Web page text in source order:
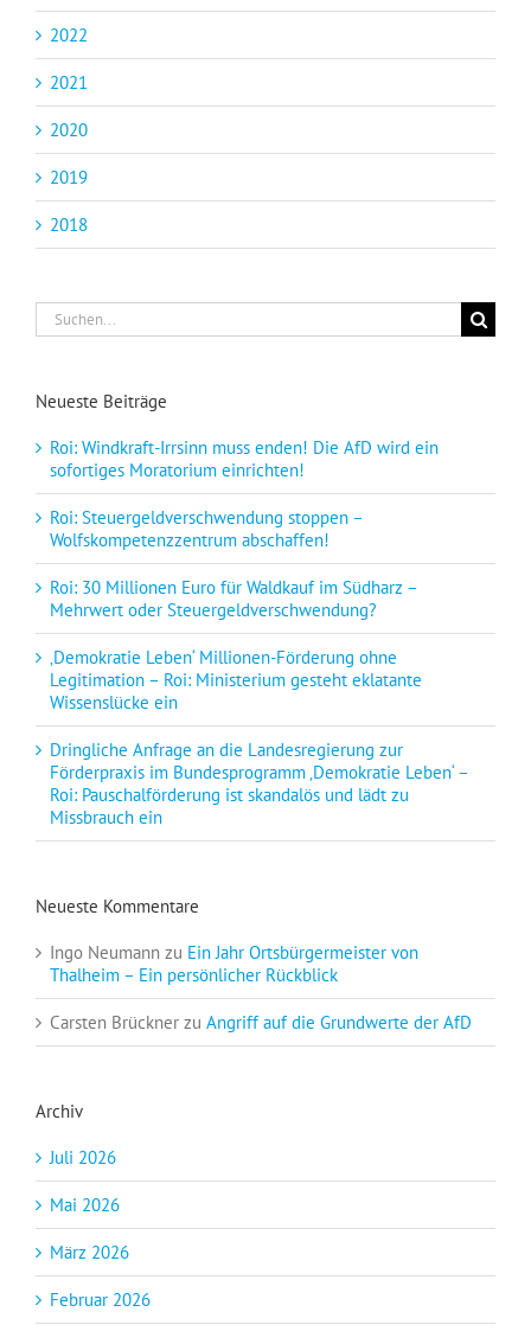
2022
2021
2020
2019
2018
Suche
nach:
Neueste Beiträge
Roi: Windkraft-Irrsinn muss enden! Die AfD wird ein
sofortiges Moratorium einrichten!
Roi: Steuergeldverschwendung stoppen –
Wolfskompetenzzentrum abschaffen!
Roi: 30 Millionen Euro für Waldkauf im Südharz –
Mehrwert oder Steuergeldverschwendung?
‚Demokratie Leben‘ Millionen-Förderung ohne
Legitimation – Roi: Ministerium gesteht eklatante
Wissenslücke ein
Dringliche Anfrage an die Landesregierung zur
Förderpraxis im Bundesprogramm ‚Demokratie Leben‘ –
Roi: Pauschalförderung ist skandalös und lädt zu
Missbrauch ein
Neueste Kommentare
Ingo Neumann zu Ein Jahr Ortsbürgermeister von
Thalheim – Ein persönlicher Rückblick
Carsten Brückner zu Angriff auf die Grundwerte der AfD
Archiv
Juli 2026
Mai 2026
März 2026
Februar 2026